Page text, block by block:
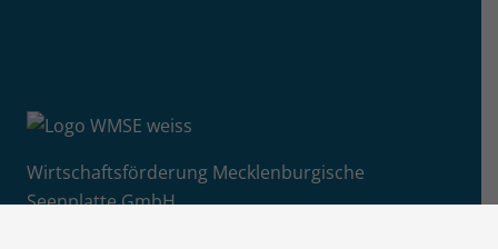
Wirtschaftsförderung Mecklenburgische
Seenplatte GmbH